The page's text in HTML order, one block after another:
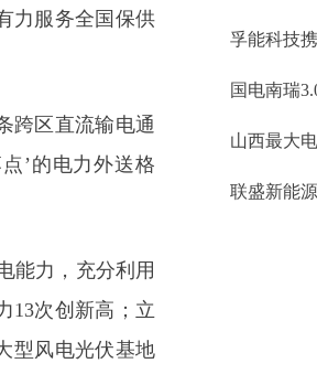
力服务全国保供
跨区直流输电通
’的电力外送格
能力，充分利用
13次创新高；立
型风电光伏基地
场
孚能科技
国电南瑞
山西最大
引擎
联盛新能